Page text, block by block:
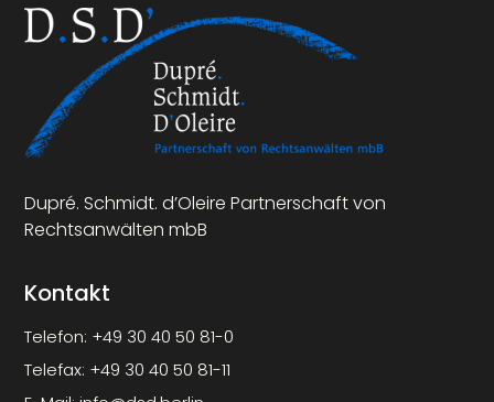
Dupré. Schmidt. d’Oleire Partnerschaft von
Rechtsanwälten mbB
Kontakt
Telefon: +49 30 40 50 81-0
Telefax: +49 30 40 50 81-11